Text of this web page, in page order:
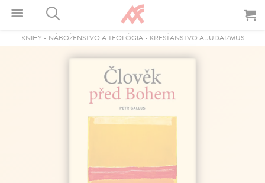
KNIHY- NÁBOŽENSTVO A TEOLÓGIA- KRESŤANSTVO A JUDAIZMUS